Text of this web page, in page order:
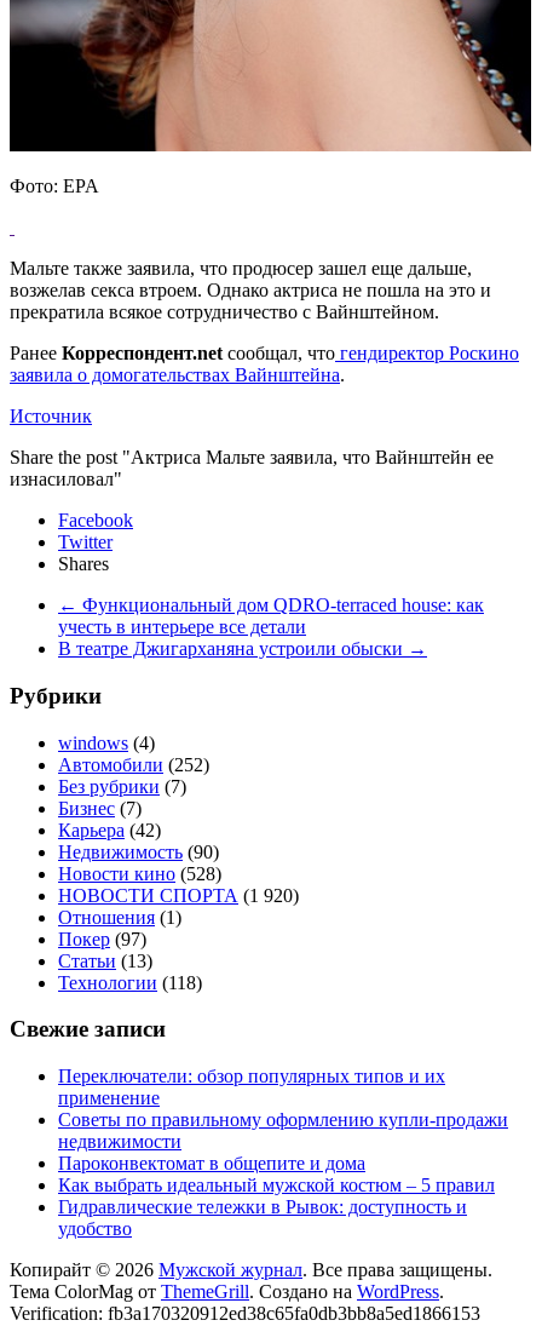
Фото: EPA
Мальте также заявила, что продюсер зашел еще дальше,
возжелав секса втроем. Однако актриса не пошла на это и
прекратила всякое сотрудничество с Вайнштейном.
Ранее Корреспондент.net сообщал, что гендиректор Роскино
заявила о домогательствах Вайнштейна.
Источник
Share the post "Актриса Мальте заявила, что Вайнштейн ее
изнасиловал"
Facebook
Twitter
Shares
← Функциональный дом QDRO-terraced house: как
учесть в интерьере все детали
В театре Джигарханяна устроили обыски →
Рубрики
windows (4)
Автомобили (252)
Без рубрики (7)
Бизнес (7)
Карьера (42)
Недвижимость (90)
Новости кино (528)
НОВОСТИ СПОРТА (1 920)
Отношения (1)
Покер (97)
Статьи (13)
Технологии (118)
Свежие записи
Переключатели: обзор популярных типов и их
применение
Советы по правильному оформлению купли-продажи
недвижимости
Пароконвектомат в общепите и дома
Как выбрать идеальный мужской костюм – 5 правил
Гидравлические тележки в Рывок: доступность и
удобство
Копирайт © 2026 Мужской журнал. Все права защищены.
Тема ColorMag от ThemeGrill. Создано на WordPress.
Verification: fb3a170320912ed38c65fa0db3bb8a5ed1866153